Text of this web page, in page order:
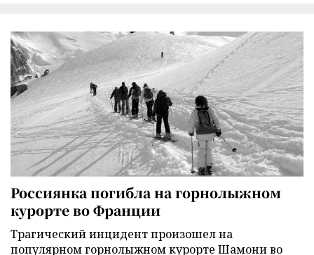
Россиянка погибла на горнолыжном
курорте во Франции
Трагический инцидент произошел на
популярном горнолыжном курорте Шамони во